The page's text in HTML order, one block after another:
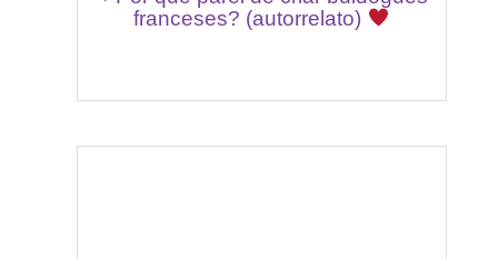
franceses? (autorrelato)